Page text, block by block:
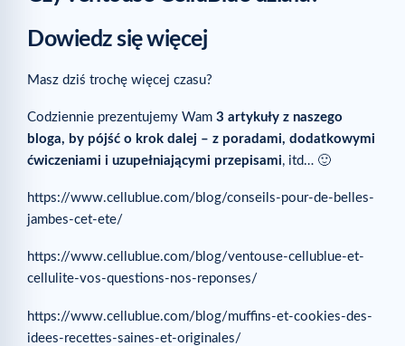
Dowiedz się więcej
Masz dziś trochę więcej czasu?
Codziennie prezentujemy Wam 3 artykuły z naszego
bloga, by pójść o krok dalej – z poradami, dodatkowymi
ćwiczeniami i uzupełniającymi przepisami, itd… 🙂
https://www.cellublue.com/blog/conseils-pour-de-belles-
jambes-cet-ete/
https://www.cellublue.com/blog/ventouse-cellublue-et-
cellulite-vos-questions-nos-reponses/
https://www.cellublue.com/blog/muffins-et-cookies-des-
idees-recettes-saines-et-originales/